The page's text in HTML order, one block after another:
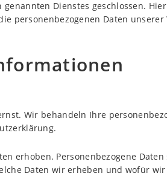
Dienstes geschlossen.
personenbezogenen Daten
Wir behandeln Ihre
erhoben. Personenbezogene
Daten wir erheben und wofür